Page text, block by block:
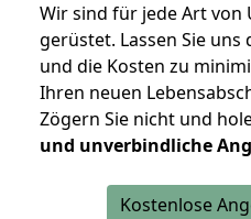
Wir sind für jede Art von
gerüstet. Lassen Sie uns
und die Kosten zu
Ihren neuen
Zögern Sie nicht und
und unverbindliche
Kostenlose